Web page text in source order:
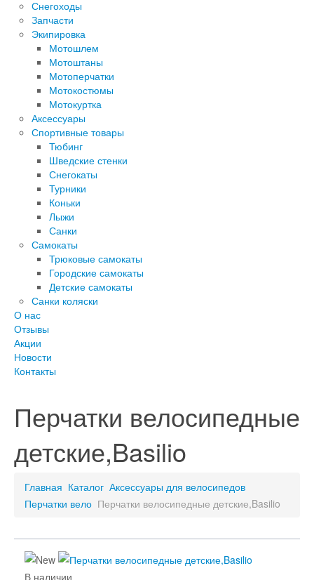
Снегоходы
Запчасти
Экипировка
Мотошлем
Мотоштаны
Мотоперчатки
Мотокостюмы
Мотокуртка
Аксессуары
Спортивные товары
Тюбинг
Шведские стенки
Снегокаты
Турники
Коньки
Лыжи
Санки
Самокаты
Трюковые самокаты
Городские самокаты
Детские самокаты
Санки коляски
О нас
Отзывы
Акции
Новости
Контакты
Перчатки велосипедные
детские,Basilio
Главная Каталог Аксессуары для велосипедов
Перчатки вело Перчатки велосипедные детские,Basilio
В наличии